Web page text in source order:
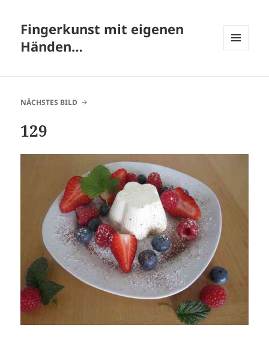
Fingerkunst mit eigenen
Händen…
NÄCHSTES BILD
129